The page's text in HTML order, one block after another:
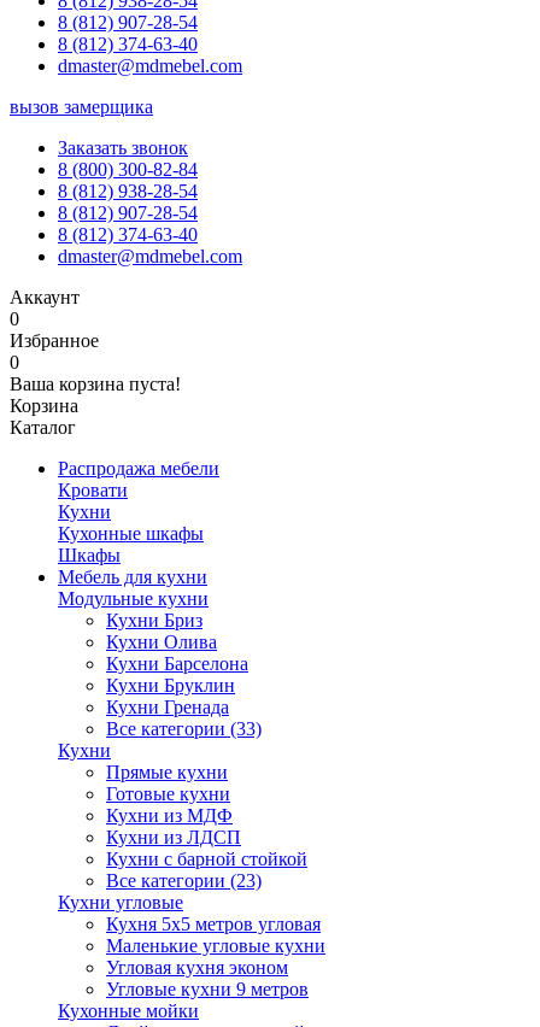
8 (812) 907-28-54
8 (812) 374-63-40
dmaster@mdmebel.com
вызов замерщика
Заказать звонок
8 (800) 300-82-84
8 (812) 938-28-54
8 (812) 907-28-54
8 (812) 374-63-40
dmaster@mdmebel.com
Аккаунт
0
Избранное
0
Ваша корзина пуста!
Корзина
Каталог
Распродажа мебели
Кровати
Кухни
Кухонные шкафы
Шкафы
Мебель для кухни
Модульные кухни
Кухни Бриз
Кухни Олива
Кухни Барселона
Кухни Бруклин
Кухни Гренада
Все категории (33)
Кухни
Прямые кухни
Готовые кухни
Кухни из МДФ
Кухни из ЛДСП
Кухни с барной стойкой
Все категории (23)
Кухни угловые
Кухня 5х5 метров угловая
Маленькие угловые кухни
Угловая кухня эконом
Угловые кухни 9 метров
Кухонные мойки